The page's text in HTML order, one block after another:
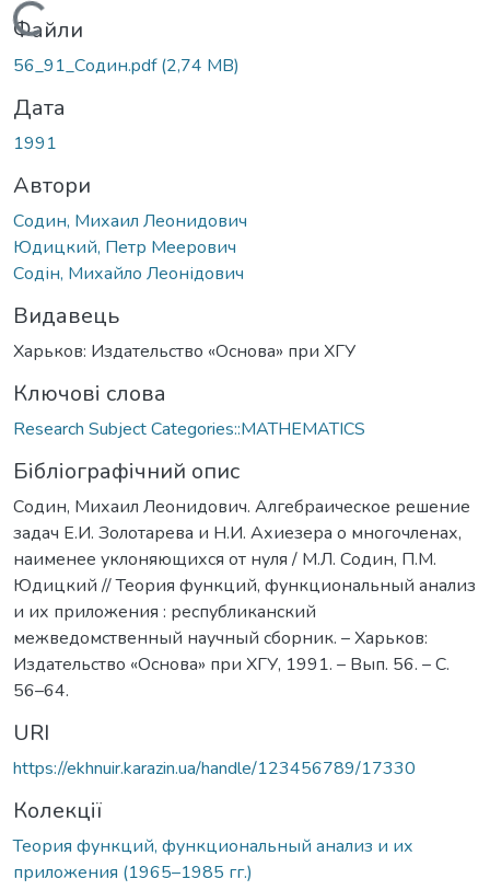
Вантажиться...
Файли
56_91_Содин.pdf(2,74 MB)
Дата
1991
Автори
Содин, Михаил Леонидович
Юдицкий, Петр Меерович
Содін, Михайло Леонідович
Видавець
Харьков: Издательство «Основа» при ХГУ
Ключові слова
Research Subject Categories::MATHEMATICS
Бібліографічний опис
Содин, Михаил Леонидович. Алгебраическое решение
задач Е.И. Золотарева и Н.И. Ахиезера о многочленах,
наименее уклоняющихся от нуля / М.Л. Содин, П.М.
Юдицкий // Теория функций, функциональный анализ
и их приложения : республиканский
межведомственный научный сборник. – Харьков:
Издательство «Основа» при ХГУ, 1991. – Вып. 56. – С.
56–64.
URI
https://ekhnuir.karazin.ua/handle/123456789/17330
Колекції
Теория функций, функциональный анализ и их
приложения (1965–1985 гг.)